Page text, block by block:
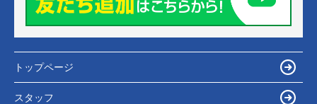
トップページ
スタッフ